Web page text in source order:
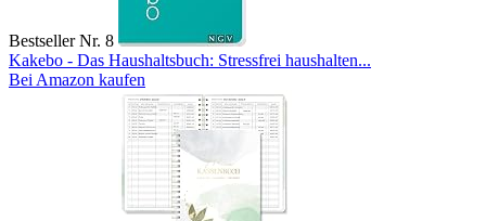
Bestseller Nr. 8
Kakebo - Das Haushaltsbuch: Stressfrei haushalten...
Bei Amazon kaufen